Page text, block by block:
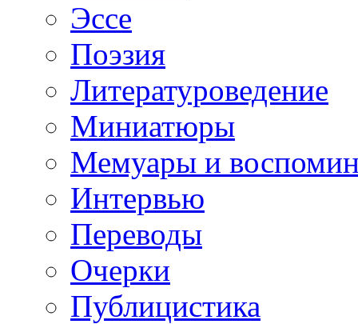
Эссе
Поэзия
Литературоведение
Миниатюры
Мемуары и
Интервью
Переводы
Очерки
Публицистика